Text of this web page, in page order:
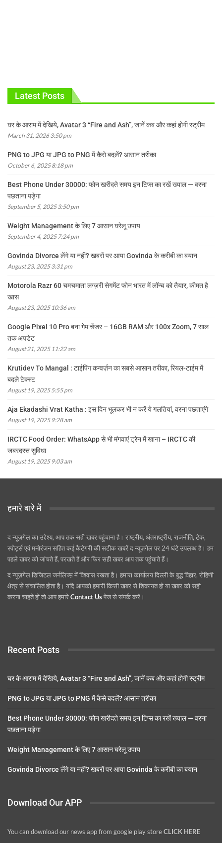
Latest Posts
घर के आराम में देखिये, Avatar 3 “Fire and Ash”, जानें कब और कहां होगी स्ट्रीम
March 31, 2026 3:50 pm
PNG to JPG या JPG to PNG में कैसे बदलें? आसान तरीका
October 6, 2025 8:18 pm
Best Phone Under 30000: फोन खरीदते समय इन टिप्स का रखें ख्याल — वरना
पछताना पड़ेगा
September 5, 2025 3:50 pm
Weight Management के लिए 7 आसान घरेलू उपाय
September 4, 2025 7:24 pm
Govinda Divorce लेंगे या नहीं? खबरों पर आया Govinda के करीबी का बयान
August 23, 2025 3:31 pm
Motorola Razr 60 चमचमाता लग्ज़री सेगमेंट फोन भारत में लॉन्च को तैयार, कीमत है
खास
August 23, 2025 10:36 am
Google Pixel 10 Pro बना गेम चेंजर – 16GB RAM और 100x Zoom, 7 साल
तक अपडेट
August 21, 2025 11:22 am
Krutidev To Mangal : टाईपिंग कन्वर्ज़न का सबसे आसान तरीका, रियल-टाईम में
बदले टेक्स्ट
August 19, 2025 5:55 pm
Aja Ekadashi Vrat Katha : इस दिन भूलकर भी न करें ये गलतियां, वरना पछताएंगे
August 19, 2025 9:28 am
IRCTC Food Order: WhatsApp से भी मंगवाएं ट्रेन में खाना – IRCTC की
जबरदस्त सुविधा
August 19, 2025 9:03 am
हमारे बारे में
द न्यूज़गेल का उद्देश्य, आप तक सही खबर पहुंचाना है। राष्ट्रीय, अंतराष्ट्रीय, राजनीति, टेक,
स्पोर्ट्स एवं मनोरंजन सहित कई कैटेगरी की सटीक खबरें द न्यूज़गेल पर 24 घंटे उपलब्ध है। हम
पहले खबर को जांचते हैं, परखते हैं और फिर सही खबर आप तक पहुंचाते हैं।
द न्यूज़गेल डिजिटल जर्नलिज्म़ में विश्वास रखता है। हमारा कार्यालय दिल्ली के बुद्ध विहार, रोहिणी
क्षेत्र से संचालित होता है। यदि आपको हमारी किसी खबर से शिकायत हो या खबर को सही
करना चाहते हो तो आप हमारेContact Usपेज से संपर्क करें।
Recent Posts
घर के आराम में देखिये, Avatar 3 “Fire and Ash”, जानें कब और कहां होगी स्ट्रीम
PNG to JPG या JPG to PNG में कैसे बदलें? आसान तरीका
Best Phone Under 30000: फोन खरीदते समय इन टिप्स का रखें ख्याल — वरना
पछताना पड़ेगा
Weight Management के लिए 7 आसान घरेलू उपाय
Govinda Divorce लेंगे या नहीं? खबरों पर आया Govinda के करीबी का बयान
Download Our APP
You can download our news app from google play storeCLICK HERE